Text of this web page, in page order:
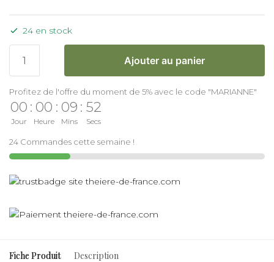
24 en stock
Ajouter au panier
Profitez de l'offre du moment de 5% avec le code "MARIANNE"
00
Jour
: 00
Heure
: 09
Mins
: 52
Secs
24 Commandes cette semaine !
Fiche Produit Description